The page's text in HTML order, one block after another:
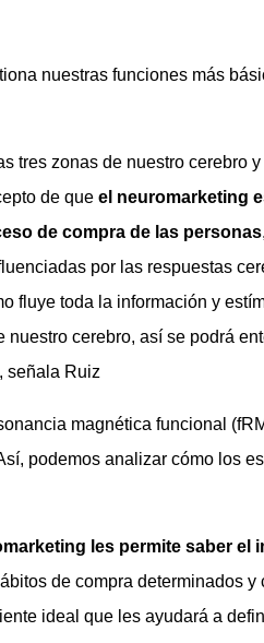
nuestras funciones más
tres zonas de nuestro cerebro
de que el neuromarketing
de compra de las personas
por las respuestas
fluye toda la información y
cerebro, así se podrá
señala Ruiz
magnética funcional
podemos analizar cómo los
les permite saber el
de compra determinados y
ideal que les ayudará a